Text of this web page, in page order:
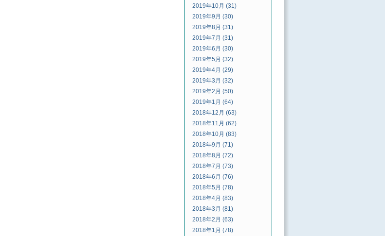
2019年10月 (31)
2019年9月 (30)
2019年8月 (31)
2019年7月 (31)
2019年6月 (30)
2019年5月 (32)
2019年4月 (29)
2019年3月 (32)
2019年2月 (50)
2019年1月 (64)
2018年12月 (63)
2018年11月 (62)
2018年10月 (83)
2018年9月 (71)
2018年8月 (72)
2018年7月 (73)
2018年6月 (76)
2018年5月 (78)
2018年4月 (83)
2018年3月 (81)
2018年2月 (63)
2018年1月 (78)